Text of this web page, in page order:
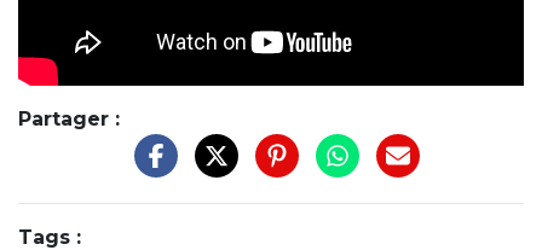
Partager :
Tags :